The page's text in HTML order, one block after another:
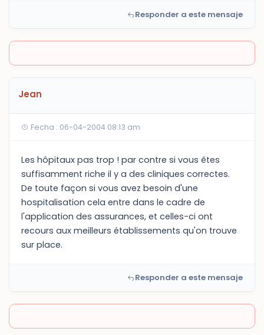
Responder a este mensaje
Jean
Fecha : 06-04-2004 08:13 am
Les hôpitaux pas trop ! par contre si vous êtes
suffisamment riche il y a des cliniques correctes.
De toute façon si vous avez besoin d'une
hospitalisation cela entre dans le cadre de
l'application des assurances, et celles-ci ont
recours aux meilleurs établissements qu'on trouve
sur place.
Responder a este mensaje